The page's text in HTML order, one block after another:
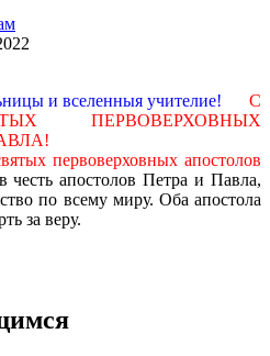
С
ПЕРВОВЕРХОВНЫХ
первоверховных апостолов
честь апостолов Петра и Павла,
по всему миру. Оба апостола
за веру.